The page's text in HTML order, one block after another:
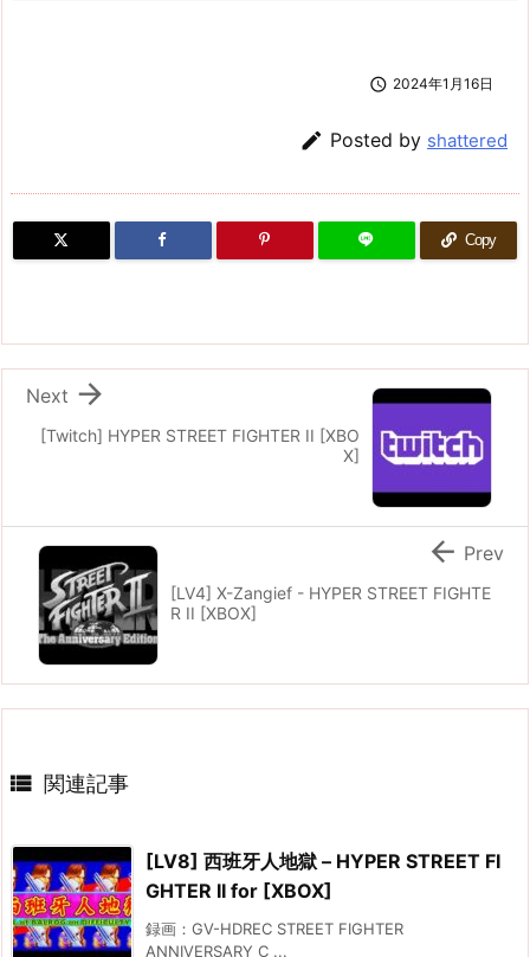
 2024年1月16日
 Posted by shattered
Copy
[Twitch] HYPER STREET FIGHTER II [XBO
X]

Next
[LV4] X-Zangief - HYPER STREET FIGHTE
R II [XBOX]
 Prev
 関連記事
[LV8] 西班牙人地獄 – HYPER STREET FI
GHTER II for [XBOX]
録画：GV-HDREC STREET FIGHTER
ANNIVERSARY C ...